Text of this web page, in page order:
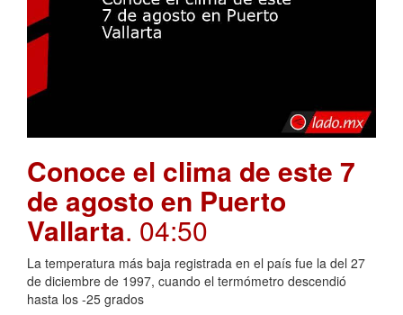
Conoce el clima de este 7
de agosto en Puerto
Vallarta. 04:50
La temperatura más baja registrada en el país fue la del 27
de diciembre de 1997, cuando el termómetro descendió
hasta los -25 grados